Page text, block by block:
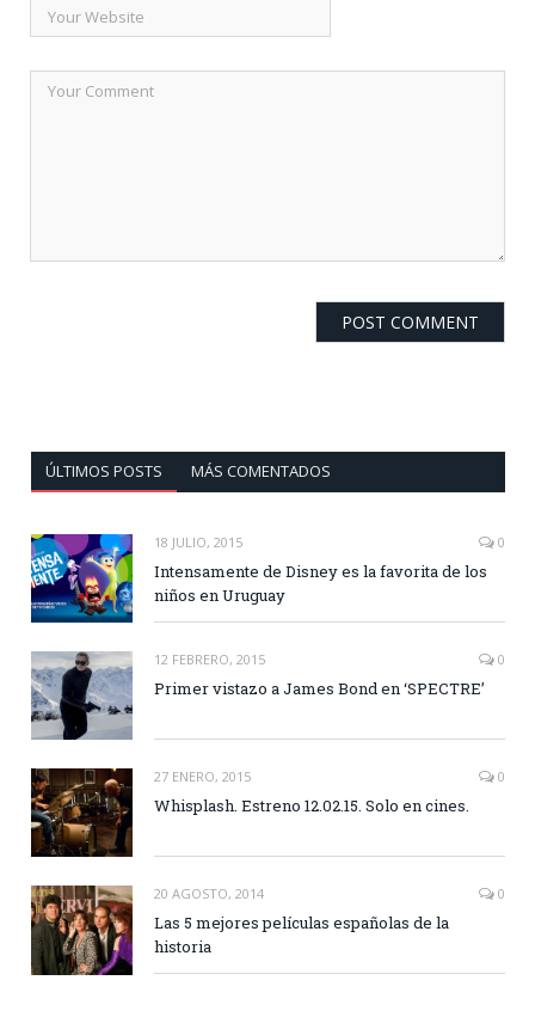
ÚLTIMOS POSTS MÁS COMENTADOS
18 JULIO, 2015 0
Intensamente de Disney es la favorita de los
niños en Uruguay
12 FEBRERO, 2015 0
Primer vistazo a James Bond en ‘SPECTRE’
27 ENERO, 2015 0
Whisplash. Estreno 12.02.15. Solo en cines.
20 AGOSTO, 2014 0
Las 5 mejores películas españolas de la
historia